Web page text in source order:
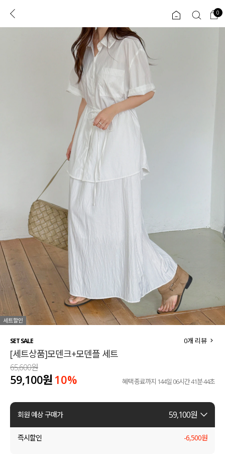
로그인 0
리뷰 & 혜택 플러스핏
MADE
세트할인 ~30%
하객룩
살안타템
110사이즈
티셔츠
팬츠
셔츠
원피스
익스클루시브
아우터
원피스
스커트
ACC
0
SET SALE
[세트상품]모덴크+모덴플 세트
0개 리뷰
65,600원
59,100원 10% 혜택 종료까지 144일 06시간 41분 43초
회원 예상 구매가 59,100원
즉시할인 -6,500원